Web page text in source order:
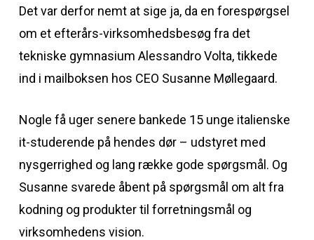
Det var derfor nemt at sige ja, da en forespørgsel
om et efterårs-virksomhedsbesøg fra det
tekniske gymnasium Alessandro Volta, tikkede
ind i mailboksen hos CEO Susanne Møllegaard.
Nogle få uger senere bankede 15 unge italienske
it-studerende på hendes dør – udstyret med
nysgerrighed og lang række gode spørgsmål. Og
Susanne svarede åbent på spørgsmål om alt fra
kodning og produkter til forretningsmål og
virksomhedens vision.